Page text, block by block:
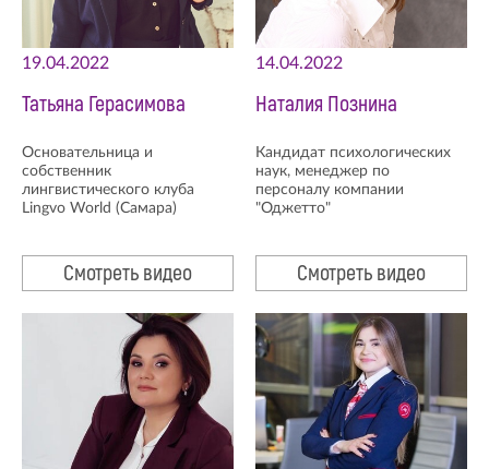
19.04.2022
Татьяна Герасимова
Основательница и
собственник
лингвистического клуба
Lingvo World (Самара)
Смотреть видео
14.04.2022
Наталия Познина
Кандидат психологических
наук, менеджер по
персоналу компании
"Оджетто"
Смотреть видео